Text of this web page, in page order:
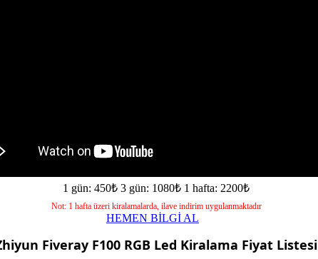
1 gün: 450₺ 3 gün: 1080₺ 1 hafta: 2200₺
Not: 1 hafta üzeri kiralamalarda, ilave indirim uygulanmaktadır
HEMEN BİLGİ AL
Fiveray F100 RGB Led Kiralama Fiyat Listesi